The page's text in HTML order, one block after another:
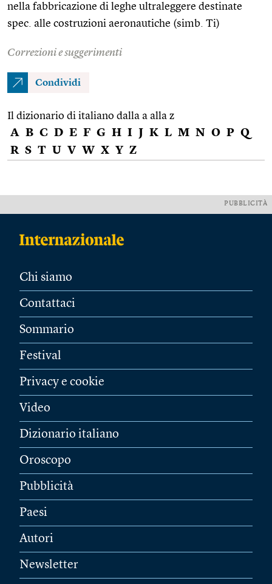
nella fabbricazione di leghe ultraleggere destinate
spec. alle costruzioni aeronautiche (simb. Ti)
Correzioni e suggerimenti
Condividi
Il dizionario di italiano dalla a alla z
A B C D E F G H I J K L M N O P Q
R S T U V W X Y Z
PUBBLICITÀ
Chi siamo
Contattaci
Sommario
Festival
Privacy e cookie
Video
Dizionario italiano
Oroscopo
Pubblicità
Paesi
Autori
Newsletter